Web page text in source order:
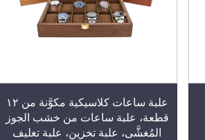
علبة ساعات كلاسيكية مكوَّنة من ١٢
قطعة، علبة ساعات من خشب الجوز
المُغشَّى، علبة تخزين، علبة تغليف